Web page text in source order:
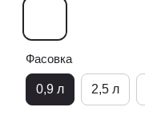
Фасовка
0,9 л 2,5 л